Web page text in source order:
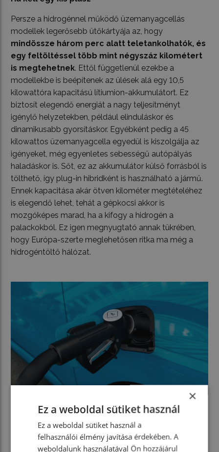
Persze a hidrogénnel működő üzemanyagcellás
modellek legerősebb ütőkártyája az, hogy
mindössze három perc alatt teletankolhatók, és
egy feltöltéssel több mint négyszáz kilométert
is megtehetnek. Ettől függetlenül ezekbe a
modellekbe is beépítenek az ülések alá egy 10,5
kilowattóra kapacitású lítiumion-akkumulátort. Ez
biztosít elegendő energiát a nagy teljesítményt
igénylő helyzetekben, például elinduláskor és
dinamikusabb gyorsításkor. Egyébként pedig a 45
kilowattos üzemanyagcella egyedül is kiszolgálja az
igényeket, még egyenletes sebességű autópályás
haladáskor is. Sőt, ez az akkumulátor külső forrásból is
tölthető, így plug-in hibridként is használható a jármű.
Ennek kapacitása akár ötven kilométer megtételéhez
is elegendő lehet, tehát a gépkocsi akkor is
mozgóképes marad, ha a kifogy a hidrogén a
palackokból. Ez igen megnyugtató annak tükrében,
hogy Európa-szerte meglehetősen ritka ma még a
hidrogéntöltő hálózat.
Francia-német koprodukció
Mivel a Stellantis-cégcsoport üzemanyagcellás
×
Ez a weboldal sütiket használ
Ez a weboldal sütiket használ a
felhasználói élmény javítása érdekében. A
weboldalunk használatával Ön hozzájárul